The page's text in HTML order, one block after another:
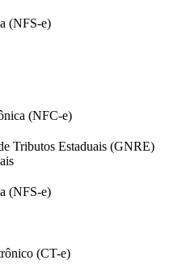
(NFS-e)
(NFC-e)
Tributos Estaduais (GNRE)
(NFS-e)
(CT-e)